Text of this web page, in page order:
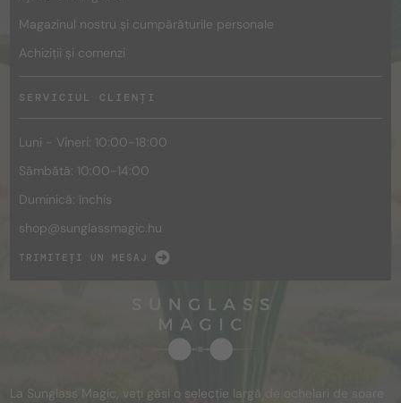
Magazinul nostru și cumpărăturile personale
Achiziții și comenzi
SERVICIUL CLIENȚI
Luni - Vineri: 10:00-18:00
Sâmbătă: 10:00-14:00
Duminică: închis
shop@sunglassmagic.hu
TRIMITEȚI UN MESAJ
La Sunglass Magic, veți găsi o selecție largă de ochelari de soare